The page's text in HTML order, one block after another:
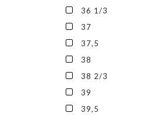
36 1/3
37
37,5
38
38 2/3
39
39,5